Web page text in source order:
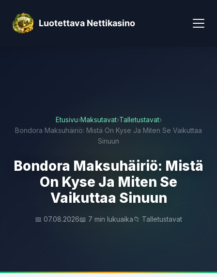
Luotettava Nettikasino
Etusivu›Maksutavat›Talletustavat›
Bondora Maksuhäiriö: Mistä On Kyse Ja Miten Se Vaikuttaa
Sinuun
Bondora Maksuhäiriö: Mistä
On Kyse Ja Miten Se
Vaikuttaa Sinuun
📅 07.08.2026📖 7 min lukuaika📁 Talletustavat